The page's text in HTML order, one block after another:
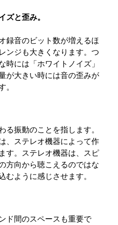
ズと歪み。
録音のビット数が増えるほ
ンジも大きくなります。つ
時には「ホワイトノイズ」
が大きい時には音の歪みが
。
る振動のことを指します。
、ステレオ機器によって作
す。ステレオ機器は、スピ
方向から聴こえるのではな
むように感じさせます。
ド間のスペースも重要で